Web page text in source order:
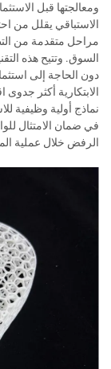
ومعالجتها قبل
الاستباقي يقلل من
مراحل متقدمة من
السوق. وتتيح هذه
دون الحاجة إلى
الابتكارية أكثر
نماذج أولية وظيفية
في ضمان الامتثال
الرفض خلال عملية